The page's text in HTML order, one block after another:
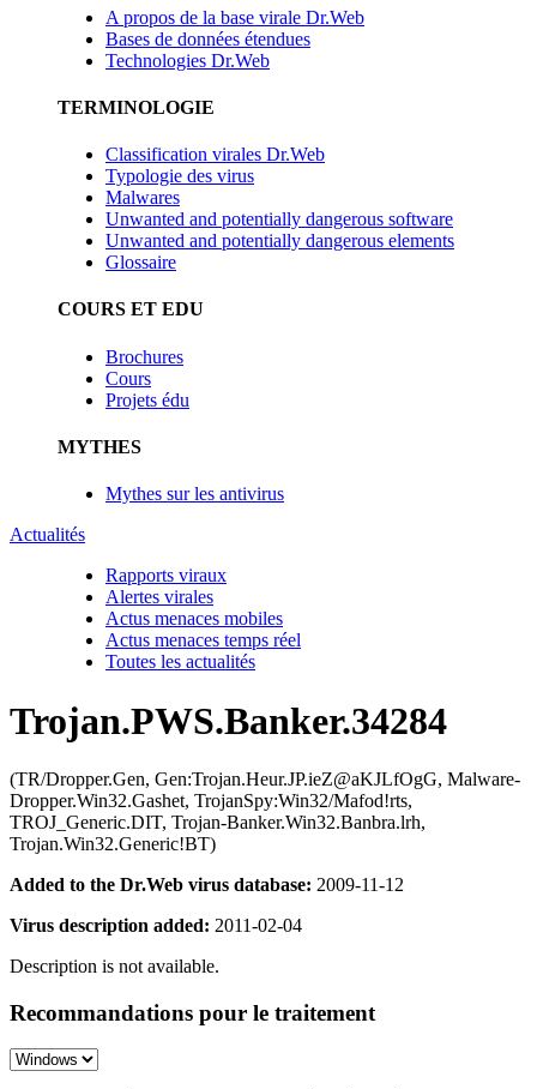
A propos de la base virale Dr.Web
Bases de données étendues
Technologies Dr.Web
TERMINOLOGIE
Classification virales Dr.Web
Typologie des virus
Malwares
Unwanted and potentially dangerous software
Unwanted and potentially dangerous elements
Glossaire
COURS ET EDU
Brochures
Cours
Projets édu
MYTHES
Mythes sur les antivirus
Actualités
Rapports viraux
Alertes virales
Actus menaces mobiles
Actus menaces temps réel
Toutes les actualités
Trojan.PWS.Banker.34284
(TR/Dropper.Gen, Gen:Trojan.Heur.JP.ieZ@aKJLfOgG, Malware-
Dropper.Win32.Gashet, TrojanSpy:Win32/Mafod!rts,
TROJ_Generic.DIT, Trojan-Banker.Win32.Banbra.lrh,
Trojan.Win32.Generic!BT)
Added to the Dr.Web virus database: 2009-11-12
Virus description added: 2011-02-04
Description is not available.
Recommandations pour le traitement